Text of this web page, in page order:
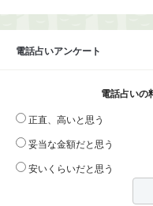
電話占いアンケート
電話占いの
正直、高いと思う
妥当な金額だと思う
安いくらいだと思う